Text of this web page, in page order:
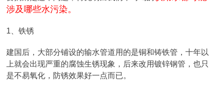
涉及哪些水污染。
1、铁锈
建国后，大部分铺设的输水管道用的是铜和铸铁管，十年以
上就会出现严重的腐蚀生锈现象，后来改用镀锌钢管，也只
是不易氧化，防锈效果好一点而已。